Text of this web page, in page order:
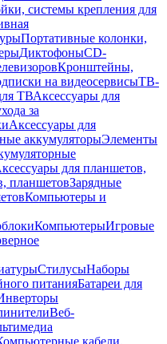
системы крепления для
Портативные колонки,
ДиктофоныCD-
Кронштейны,
на видеосервисыТВ-
ТВАксессуары для
за
Аксессуары для
аккумуляторыЭлементы
для планшетов,
планшетовЗарядные
Компьютеры и
КомпьютерыИгровые
СтилусыНаборы
питанияБатареи для
Веб-
кабели,